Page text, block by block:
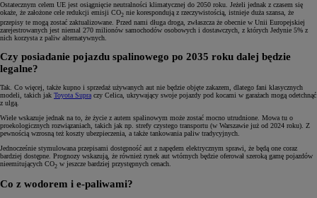
Ostatecznym celem UE jest osiągnięcie neutralności klimatycznej do 2050 roku. Jeżeli jednak z czasem się
okaże, że założone cele redukcji emisji CO2 nie korespondują z rzeczywistością, istnieje duża szansa, że
przepisy te mogą zostać zaktualizowane. Przed nami długa droga, zwłaszcza że obecnie w Unii Europejskiej
zarejestrowanych jest niemal 270 milionów samochodów osobowych i dostawczych, z których Jedynie 5% z
nich korzysta z paliw alternatywnych.
Czy posiadanie pojazdu spalinowego po 2035 roku dalej będzie
legalne?
Tak. Co więcej, także kupno i sprzedaż używanych aut nie będzie objęte zakazem, dlatego fani klasycznych
modeli, takich jak Toyota Supra czy Celica, ukrywający swoje pojazdy pod kocami w garażach mogą odetchnąć
z ulgą.
Wiele wskazuje jednak na to, że życie z autem spalinowym może zostać mocno utrudnione. Mowa tu o
proekologicznych rozwiązaniach, takich jak np. strefy czystego transportu (w Warszawie już od 2024 roku). Z
pewnością wzrosną też koszty ubezpieczenia, a także tankowania paliw tradycyjnych.
Jednocześnie stymulowana przepisami dostępność aut z napędem elektrycznym sprawi, że będą one coraz
bardziej dostępne. Prognozy wskazują, że również rynek aut wtórnych będzie oferował szeroką gamę pojazdów
nieemitujących CO2 w jeszcze bardziej przystępnych cenach.
Co z wodorem i e-paliwami?